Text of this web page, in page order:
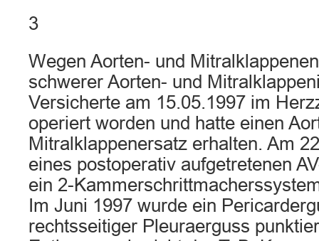
3
Wegen Aorten- und
schwerer Aorten- und
Versicherte am 15.05.1997 im
operiert worden und hatte einen
Mitralklappenersatz erhalten. Am
eines postoperativ aufgetretenen
ein 2-
Im Juni 1997 wurde ein
rechtsseitiger Pleuraerguss